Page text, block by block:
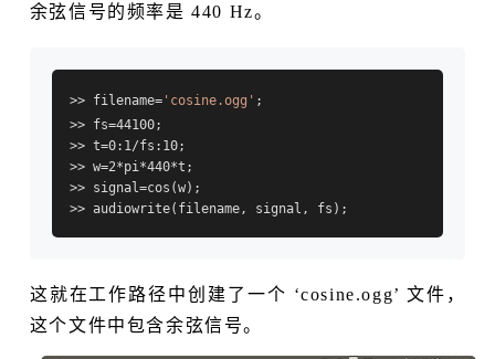
余弦信号的频率是 440 Hz。
>> filename='cosine.ogg' ;
>> fs=44100;
>> t=0:1/fs:10;
>> w=2*pi*440*t;
>> signal=cos(w);
这就在工作路径中创建了一个 ‘cosine.ogg’ 文件，
这个文件中包含余弦信号。